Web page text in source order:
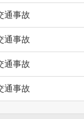
通事故
通事故
通事故
通事故